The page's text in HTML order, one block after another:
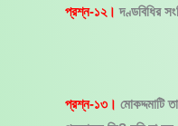
প্রশ্ন-১২। দণ্ডবিধির
প্রশ্ন-১৩। মোকদ্দমাটি